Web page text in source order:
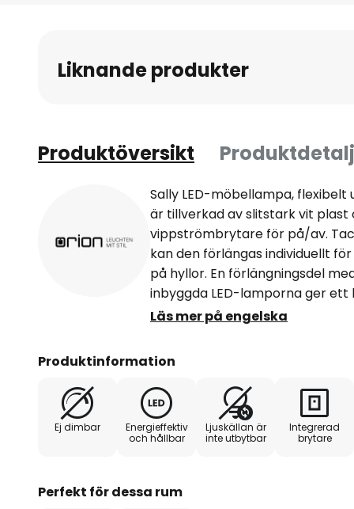
bildgalleriet
Liknande produkter
Produktöversikt
Sally LED-möbellampa,
är tillverkad av slitstark vit plast
vippströmbrytare för på/av.
kan den förlängas individuellt
på hyllor. En förlängningsdel
inbyggda LED-lamporna ger
sprids brett och bländfritt av
med fästen och skyddshöljen.
Läs mer på engelska
Produktinformation
Ej dimbar
Energieffektiv
och hållbar
Ljuskällan är
inte utbytbar
Integrerad
brytare
Perfekt för dessa rum